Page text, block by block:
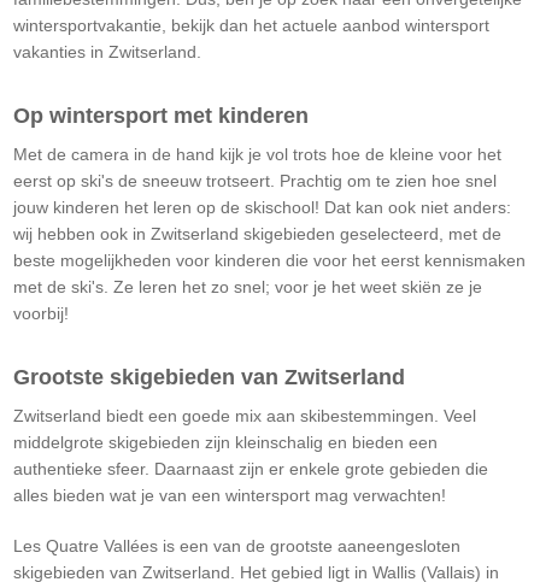
wintersportvakantie, bekijk dan het actuele aanbod wintersport
vakanties in Zwitserland.
Op wintersport met kinderen
Met de camera in de hand kijk je vol trots hoe de kleine voor het
eerst op ski's de sneeuw trotseert. Prachtig om te zien hoe snel
jouw kinderen het leren op de skischool! Dat kan ook niet anders:
wij hebben ook in Zwitserland skigebieden geselecteerd, met de
beste mogelijkheden voor kinderen die voor het eerst kennismaken
met de ski's. Ze leren het zo snel; voor je het weet skiën ze je
voorbij!
Grootste skigebieden van Zwitserland
Zwitserland biedt een goede mix aan skibestemmingen. Veel
middelgrote skigebieden zijn kleinschalig en bieden een
authentieke sfeer. Daarnaast zijn er enkele grote gebieden die
alles bieden wat je van een wintersport mag verwachten!
Les Quatre Vallées is een van de grootste aaneengesloten
skigebieden van Zwitserland. Het gebied ligt in Wallis (Vallais) in